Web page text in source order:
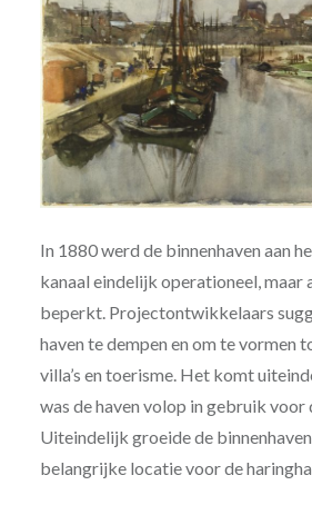
In 1880 werd de binnenhaven aan
kanaal eindelijk operationeel,
beperkt. Projectontwikkelaars
haven te dempen en om te vormen
villa’s en toerisme. Het komt
was de haven volop in gebruik voor
Uiteindelijk groeide de
belangrijke locatie voor de